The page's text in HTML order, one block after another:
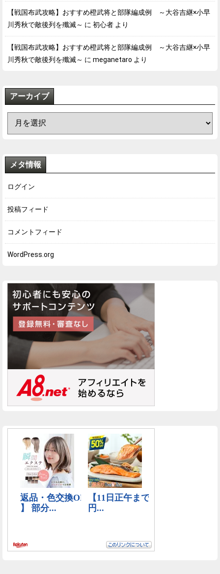
【戦国布武攻略】おすすめ橙武将と部隊編成例 ～大谷吉継×小早
川秀秋で敵後列を殲滅～ に 初心者 より
【戦国布武攻略】おすすめ橙武将と部隊編成例 ～大谷吉継×小早
川秀秋で敵後列を殲滅～ に meganetaro より
アーカイブ
メタ情報
ログイン
投稿フィード
コメントフィード
WordPress.org